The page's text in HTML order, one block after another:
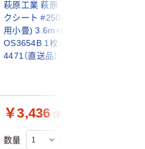
萩原工業 萩原 ブラッ
クシート #2500 (HC
用小畳) 3.6m×5.4m
OS3654B 1枚 868-
4471（直送品）
￥3,436 （税込）
数量